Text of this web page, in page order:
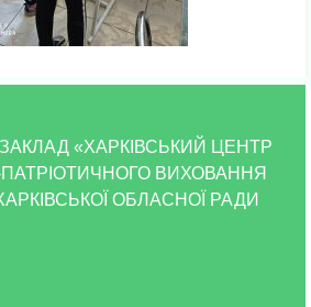
«ХАРКІВСЬКИЙ ЦЕНТР
ВИХОВАННЯ
ОБЛАСНОЇ РАДИ